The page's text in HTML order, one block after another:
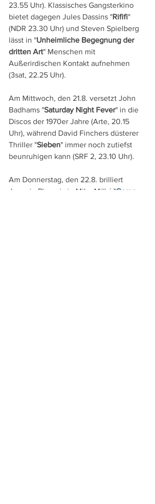
23.55 Uhr). Klassisches Gangsterkino
bietet dagegen Jules Dassins "Rififi"
(NDR 23.30 Uhr) und Steven Spielberg
lässt in "Unheimliche Begegnung der
dritten Art" Menschen mit
Außerirdischen Kontakt aufnehmen
(3sat, 22.25 Uhr).
Am Mittwoch, den 21.8. versetzt John
Badhams "Saturday Night Fever" in die
Discos der 1970er Jahre (Arte, 20.15
Uhr), während David Finchers düsterer
Thriller "Sieben" immer noch zutiefst
beunruhigen kann (SRF 2, 23.10 Uhr).
Am Donnerstag, den 22.8. brilliert
Joaquin Phoenix in Mike Mills´ "Come